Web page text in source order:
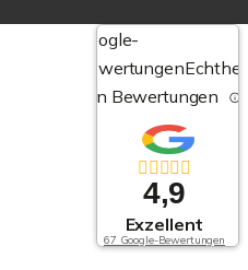
Google-
Bewertungen
von Bewertungen
4,9
Exzellent
67 Google-Bewertungen